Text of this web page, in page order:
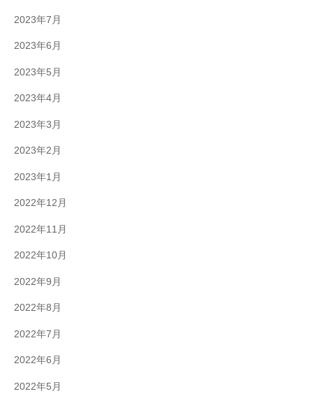
2023年7月
2023年6月
2023年5月
2023年4月
2023年3月
2023年2月
2023年1月
2022年12月
2022年11月
2022年10月
2022年9月
2022年8月
2022年7月
2022年6月
2022年5月